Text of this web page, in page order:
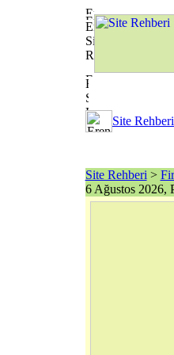
Site Rehberi
Site Rehberi >
6 Ağustos 2026,